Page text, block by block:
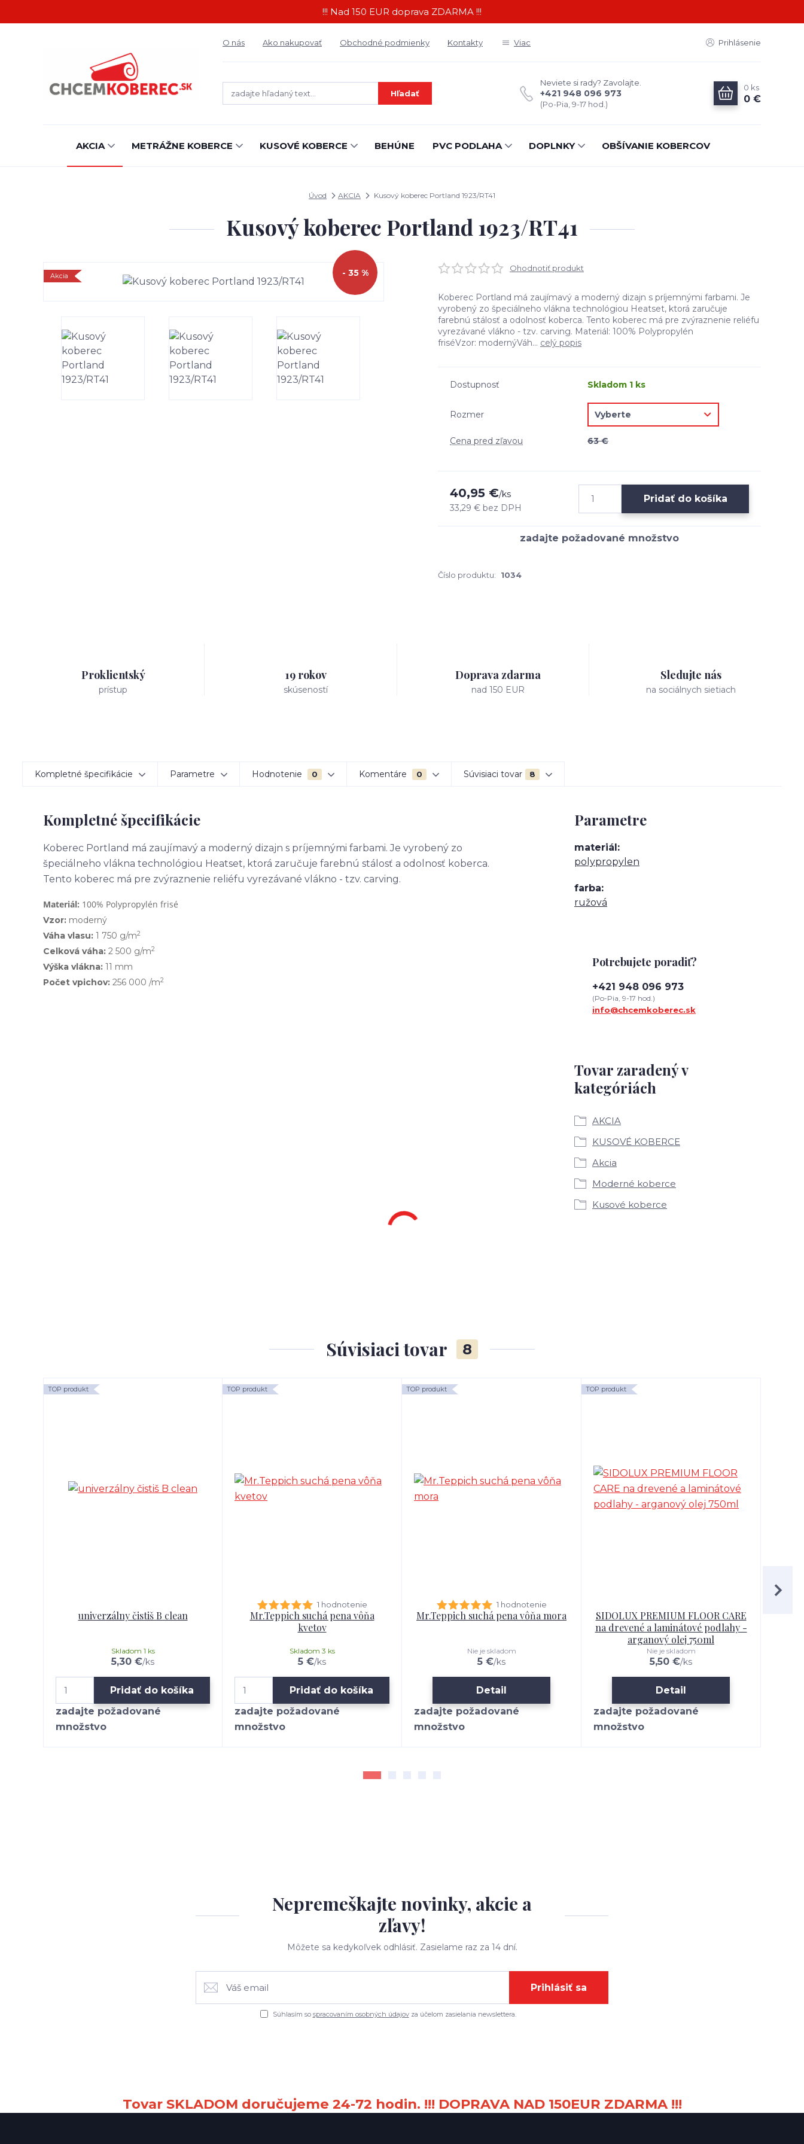
!!! Nad 150 EUR doprava ZDARMA !!!
O nás Ako nakupovať Obchodné podmienky Kontakty Viac Prihlásenie
Hľadať
Neviete si rady? Zavolajte.
+421 948 096 973
(Po-Pia, 9-17 hod.)
0 ks
0 €
AKCIA METRÁŽNE KOBERCE KUSOVÉ KOBERCE BEHÚNE PVC PODLAHA DOPLNKY OBŠÍVANIE KOBERCOV
Úvod AKCIA Kusový koberec Portland 1923/RT41
Kusový koberec Portland 1923/RT41
Akcia - 35 % Ohodnotiť produkt
Koberec Portland má zaujímavý a moderný dizajn s príjemnými farbami. Je
vyrobený zo špeciálneho vlákna technológiou Heatset, ktorá zaručuje
farebnú stálosť a odolnosť koberca. Tento koberec má pre zvýraznenie reliéfu
vyrezávané vlákno - tzv. carving. Materiál: 100% Polypropylén
friséVzor: modernýVáh... celý popis
Dostupnosť Skladom 1 ks
Rozmer
Cena pred zľavou 63 €
40,95 €/ks
33,29 € bez DPH
Pridať do košíka
Číslo produktu: 1034
Proklientský
prístup
19 rokov
skúseností
Doprava zdarma
nad 150 EUR
Sledujte nás
na sociálnych sietiach
Kompletné špecifikácie Parametre Hodnotenie 0 Komentáre 0 Súvisiaci tovar 8
Kompletné špecifikácie
Koberec Portland má zaujímavý a moderný dizajn s príjemnými farbami. Je vyrobený zo
špeciálneho vlákna technológiou Heatset, ktorá zaručuje farebnú stálosť a odolnosť koberca.
Tento koberec má pre zvýraznenie reliéfu vyrezávané vlákno - tzv. carving.
Materiál: 100% Polypropylén frisé
Vzor: moderný
Váha vlasu: 1 750 g/m2
Celková váha: 2 500 g/m2
Výška vlákna: 11 mm
Počet vpichov: 256 000 /m2
Parametre
materiál
polypropylen
farba
ružová
Tovar zaradený v
kategóriách
AKCIA
KUSOVÉ KOBERCE
Akcia
Moderné koberce
Kusové koberce
Potrebujete poradiť?
+421 948 096 973
(Po-Pia, 9-17 hod.)
info@chcemkoberec.sk
Súvisiaci tovar 8
TOP produkt
univerzálny čistiš B clean
5,30 €/ks
Skladom 1 ks
Pridať do košíka
TOP produkt
1 hodnotenie
Mr.Teppich suchá pena vôňa
kvetov
5 €/ks
Skladom 3 ks
Pridať do košíka
TOP produkt
1 hodnotenie
Mr.Teppich suchá pena vôňa mora
5 €/ks
Nie je skladom
Detail
TOP produkt
SIDOLUX PREMIUM FLOOR CARE
na drevené a laminátové podlahy -
arganový olej 750ml
5,50 €/ks
Nie je skladom
Detail
Nepremeškajte novinky, akcie a
zľavy!
Môžete sa kedykoľvek odhlásiť. Zasielame raz za 14 dní.
Prihlásiť sa
Súhlasím so spracovaním osobných údajovza účelom zasielania newslettera.
Tovar SKLADOM doručujeme 24-72 hodin. !!! DOPRAVA NAD 150EUR ZDARMA !!!